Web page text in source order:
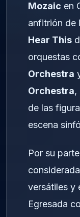
Mozaic en
anfitrión de
Hear This
orquestas
Orchestra
Orchestra,
de las
escena
Por su
versátiles y
Egresada